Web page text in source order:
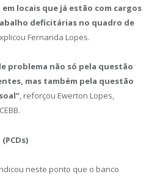
locais que já estão com cargos
deficitárias no quadro de
Fernanda Lopes.
problema não só pela questão
mas também pela questão
, reforçou Ewerton Lopes,
neste ponto que o banco